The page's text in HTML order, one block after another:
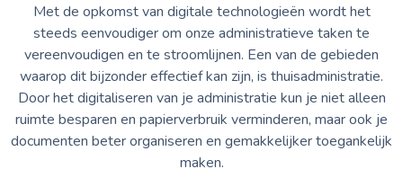
Met de opkomst van digitale technologieën wordt het
steeds eenvoudiger om onze administratieve taken te
vereenvoudigen en te stroomlijnen. Een van de gebieden
waarop dit bijzonder effectief kan zijn, is thuisadministratie.
Door het digitaliseren van je administratie kun je niet alleen
ruimte besparen en papierverbruik verminderen, maar ook je
documenten beter organiseren en gemakkelijker toegankelijk
maken.